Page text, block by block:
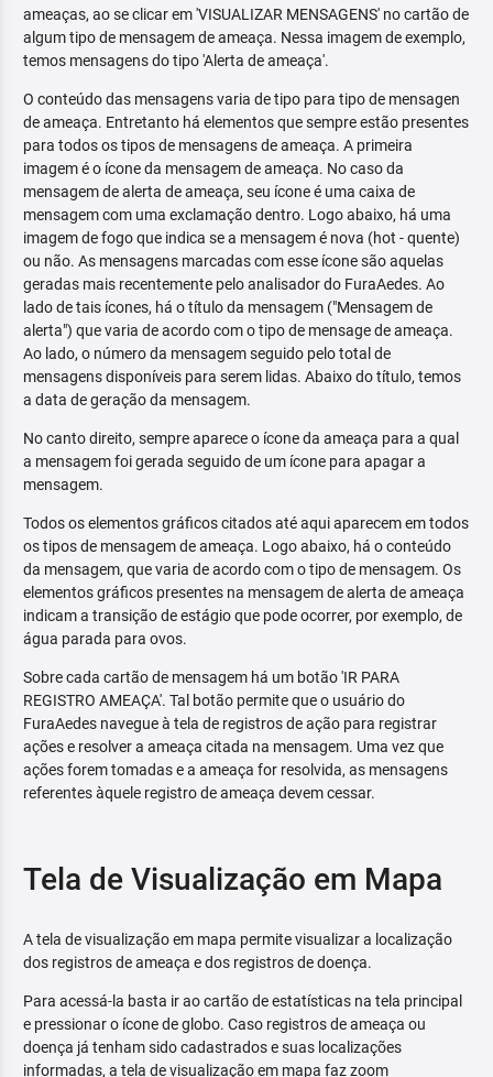
ameaças, ao se clicar em 'VISUALIZAR MENSAGENS' no cartão de
algum tipo de mensagem de ameaça. Nessa imagem de exemplo,
temos mensagens do tipo 'Alerta de ameaça'.
O conteúdo das mensagens varia de tipo para tipo de mensagen
de ameaça. Entretanto há elementos que sempre estão presentes
para todos os tipos de mensagens de ameaça. A primeira
imagem é o ícone da mensagem de ameaça. No caso da
mensagem de alerta de ameaça, seu ícone é uma caixa de
mensagem com uma exclamação dentro. Logo abaixo, há uma
imagem de fogo que indica se a mensagem é nova (hot - quente)
ou não. As mensagens marcadas com esse ícone são aquelas
geradas mais recentemente pelo analisador do FuraAedes. Ao
lado de tais ícones, há o título da mensagem ("Mensagem de
alerta") que varia de acordo com o tipo de mensage de ameaça.
Ao lado, o número da mensagem seguido pelo total de
mensagens disponíveis para serem lidas. Abaixo do título, temos
a data de geração da mensagem.
No canto direito, sempre aparece o ícone da ameaça para a qual
a mensagem foi gerada seguido de um ícone para apagar a
mensagem.
Todos os elementos gráficos citados até aqui aparecem em todos
os tipos de mensagem de ameaça. Logo abaixo, há o conteúdo
da mensagem, que varia de acordo com o tipo de mensagem. Os
elementos gráficos presentes na mensagem de alerta de ameaça
indicam a transição de estágio que pode ocorrer, por exemplo, de
água parada para ovos.
Sobre cada cartão de mensagem há um botão 'IR PARA
REGISTRO AMEAÇA'. Tal botão permite que o usuário do
FuraAedes navegue à tela de registros de ação para registrar
ações e resolver a ameaça citada na mensagem. Uma vez que
ações forem tomadas e a ameaça for resolvida, as mensagens
referentes àquele registro de ameaça devem cessar.
Tela de Visualização em Mapa
A tela de visualização em mapa permite visualizar a localização
dos registros de ameaça e dos registros de doença.
Para acessá-la basta ir ao cartão de estatísticas na tela principal
e pressionar o ícone de globo. Caso registros de ameaça ou
doença já tenham sido cadastrados e suas localizações
informadas, a tela de visualização em mapa faz zoom